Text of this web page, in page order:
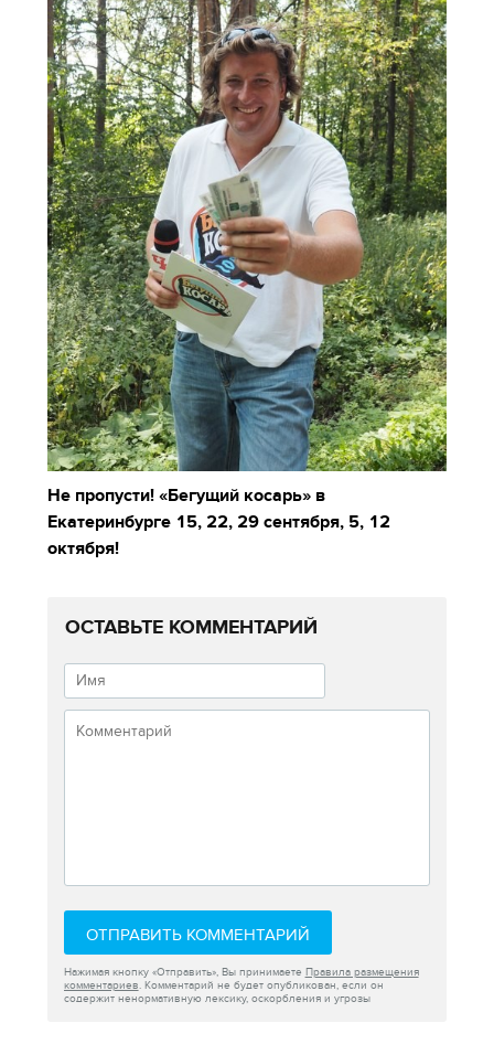
Не пропусти! «Бегущий косарь» в
Екатеринбурге 15, 22, 29 сентября, 5, 12
октября!
ОСТАВЬТЕ КОММЕНТАРИЙ
ОТПРАВИТЬ КОММЕНТАРИЙ
Нажимая кнопку «Отправить», Вы принимаете Правила размещения
комментариев. Комментарий не будет опубликован, если он
содержит ненормативную лексику, оскорбления и угрозы